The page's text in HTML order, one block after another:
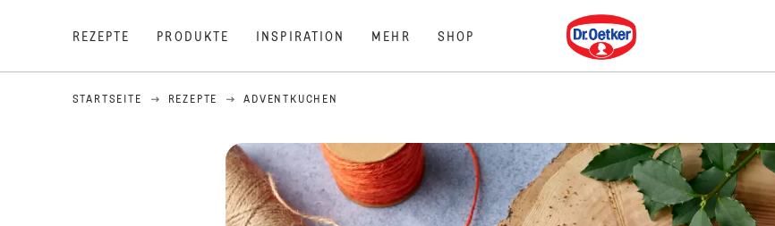
REZEPTE PRODUKTE INSPIRATION MEHR SHOP
Dr. Oetker
STARTSEITE REZEPTE ADVENTKUCHEN